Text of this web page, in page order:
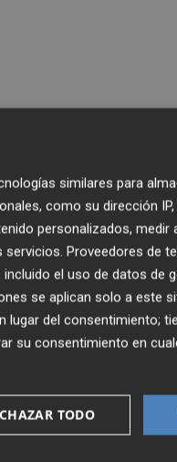
similares para
como su dirección
personalizados, medir
servicios. Proveedores de
el uso de datos de
se aplican solo a este
lugar del consentimiento;
su consentimiento en
TODO